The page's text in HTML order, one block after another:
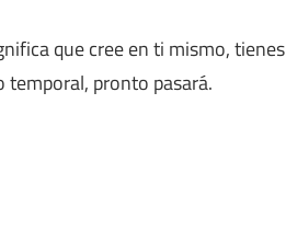
que cree en ti mismo, tienes
temporal, pronto pasará.